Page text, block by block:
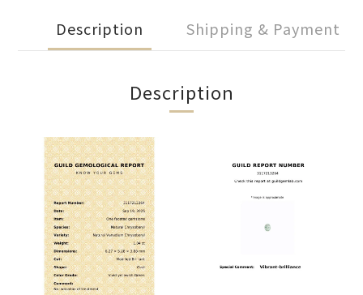
Description Shipping & Payment
Description